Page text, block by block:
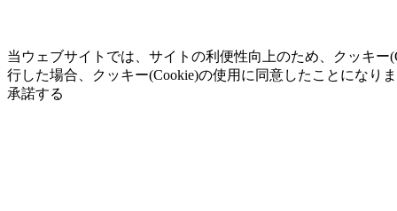
当ウェブサイトでは、サイトの利便性向上のため、クッキ
行した場合、クッキー(Cookie)の使用に同意したことになり
承諾する